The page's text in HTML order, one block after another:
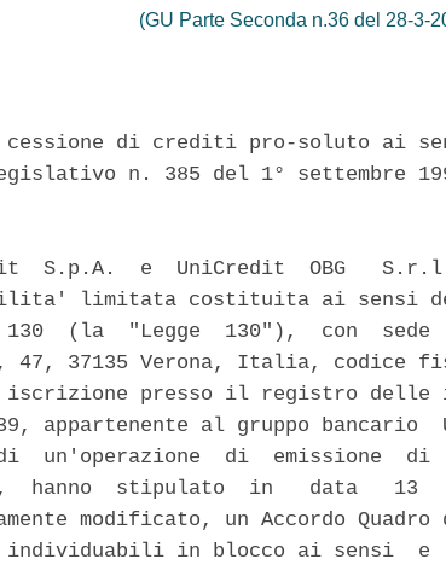
(GU Parte Seconda n.36 del 28-3-
cessione di crediti pro-soluto ai
n. 385 del 1° settembre
S.p.A.  e  UniCredit  OBG
limitata costituita ai sensi
130  (la  "Legge  130"),  con
47, 37135 Verona, Italia,
iscrizione presso il registro delle
appartenente al gruppo
un'operazione  di  emissione  di
hanno  stipulato  in   data   13
modificato, un Accordo
individuabili in blocco ai sensi